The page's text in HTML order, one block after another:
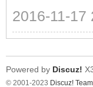
2016-11-17
Powered by Discuz!
© 2001-2023 Discuz! Team